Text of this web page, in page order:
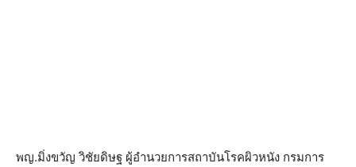
พญ.มิ่งขวัญ วิชัยดิษฐ ผู้อำนวยการสถาบันโรคผิวหนัง กรมการ